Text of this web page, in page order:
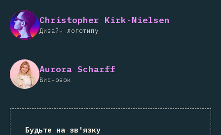
Christopher Kirk-Nielsen
Дизайн логотипу
Aurora Scharff
Висновок
Будьте на зв'язку